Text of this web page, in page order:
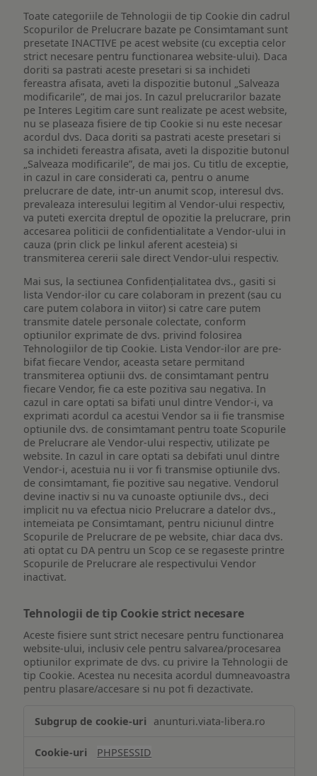
Toate categoriile de Tehnologii de tip Cookie din cadrul
Scopurilor de Prelucrare bazate pe Consimtamant sunt
presetate INACTIVE pe acest website (cu exceptia celor
strict necesare pentru functionarea website-ului). Daca
doriti sa pastrati aceste presetari si sa inchideti
fereastra afisata, aveti la dispozitie butonul „Salveaza
modificarile”, de mai jos. In cazul prelucrarilor bazate
pe Interes Legitim care sunt realizate pe acest website,
nu se plaseaza fisiere de tip Cookie si nu este necesar
acordul dvs. Daca doriti sa pastrati aceste presetari si
sa inchideti fereastra afisata, aveti la dispozitie butonul
„Salveaza modificarile”, de mai jos. Cu titlu de exceptie,
in cazul in care considerati ca, pentru o anume
prelucrare de date, intr-un anumit scop, interesul dvs.
prevaleaza interesului legitim al Vendor-ului respectiv,
va puteti exercita dreptul de opozitie la prelucrare, prin
accesarea politicii de confidentialitate a Vendor-ului in
cauza (prin click pe linkul aferent acesteia) si
transmiterea cererii sale direct Vendor-ului respectiv.
Mai sus, la sectiunea Confidențialitatea dvs., gasiti si
lista Vendor-ilor cu care colaboram in prezent (sau cu
care putem colabora in viitor) si catre care putem
transmite datele personale colectate, conform
optiunilor exprimate de dvs. privind folosirea
Tehnologiilor de tip Cookie. Lista Vendor-ilor are pre-
bifat fiecare Vendor, aceasta setare permitand
transmiterea optiunii dvs. de consimtamant pentru
fiecare Vendor, fie ca este pozitiva sau negativa. In
cazul in care optati sa bifati unul dintre Vendor-i, va
exprimati acordul ca acestui Vendor sa ii fie transmise
optiunile dvs. de consimtamant pentru toate Scopurile
de Prelucrare ale Vendor-ului respectiv, utilizate pe
website. In cazul in care optati sa debifati unul dintre
Vendor-i, acestuia nu ii vor fi transmise optiunile dvs.
de consimtamant, fie pozitive sau negative. Vendorul
devine inactiv si nu va cunoaste optiunile dvs., deci
implicit nu va efectua nicio Prelucrare a datelor dvs.,
intemeiata pe Consimtamant, pentru niciunul dintre
Scopurile de Prelucrare de pe website, chiar daca dvs.
ati optat cu DA pentru un Scop ce se regaseste printre
Scopurile de Prelucrare ale respectivului Vendor
inactivat.
Tehnologii de tip Cookie strict necesare
Aceste fisiere sunt strict necesare pentru functionarea
website-ului, inclusiv cele pentru salvarea/procesarea
optiunilor exprimate de dvs. cu privire la Tehnologii de
tip Cookie. Acestea nu necesita acordul dumneavoastra
pentru plasare/accesare si nu pot fi dezactivate.
de
Cookie
anunturi.viata-libera.ro
PHPSESSID